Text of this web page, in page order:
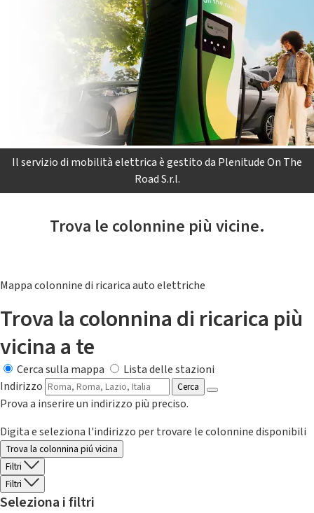
Il servizio di mobilità elettrica è gestito da Plenitude On The
Road S.r.l.
Trova le colonnine più vicine.
Mappa colonnine di ricarica auto elettriche
Trova la colonnina di ricarica più
vicina a te
Cerca sulla mappa
Lista delle stazioni
Indirizzo
Cerca
Prova a inserire un indirizzo più preciso.
Digita e seleziona l'indirizzo per trovare le colonnine disponibili
Trova la colonnina piú vicina
Filtri
Filtri
Seleziona i filtri